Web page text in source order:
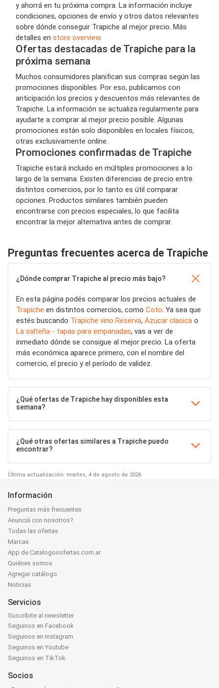
y ahorrá en tu próxima compra. La información incluye
condiciones, opciones de envío y otros datos relevantes
sobre dónde conseguir Trapiche al mejor precio. Más
detalles en store overview.
Ofertas destacadas de Trapiche para la
próxima semana
Muchos consumidores planifican sus compras según las
promociones disponibles. Por eso, publicamos con
anticipación los precios y descuentos más relevantes de
Trapiche. La información se actualiza regularmente para
ayudarte a comprar al mejor precio posible. Algunas
promociones están solo disponibles en locales físicos,
otras exclusivamente online.
Promociones confirmadas de Trapiche
Trapiche estará incluido en múltiples promociones a lo
largo de la semana. Existen diferencias de precio entre
distintos comercios, por lo tanto es útil comparar
opciones. Productos similares también pueden
encontrarse con precios especiales, lo que facilita
encontrar la mejor alternativa antes de comprar.
Preguntas frecuentes acerca de Trapiche
¿Dónde comprar Trapiche al precio más bajo?
En esta página podés comparar los precios actuales de
Trapiche en distintos comercios, como Coto . Ya sea que
estés buscando Trapiche vino Reserva, Azucar clasica o
La salteña - tapas para empanadas, vas a ver de
inmediato dónde se consigue al mejor precio. La oferta
más económica aparece primero, con el nombre del
comercio, el precio y el período de validez.
¿Qué ofertas de Trapiche hay disponibles esta
semana?
¿Qué otras ofertas similares a Trapiche puedo
encontrar?
Última actualización: martes, 4 de agosto de 2026
Información
Preguntas más frecuentes
Anunciá con nosotros?
Todas las ofertas
Marcas
App de Catalogosofertas.com.ar
Quiénes somos
Agregar catálogo
Noticias
Servicios
Suscribite al newsletter
Seguinos en Facebook
Seguinos en Instagram
Seguinos en Youtube
Seguinos en TikTok
Socios